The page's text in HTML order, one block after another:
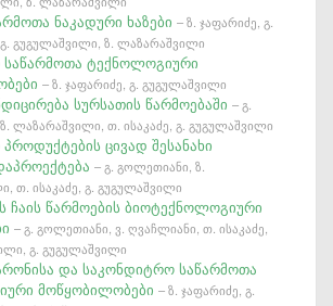
ნაკადური ხაზები– ზ. ჯაფარიძე, გ.
გუგულაშვილი, ზ. ლაზარაშვილი
საწარმოთა ტექნოლოგიური
– ზ. ჯაფარიძე, გ. გუგულაშვილი
სურსათის წარმოებაში– გ.
ლაზარაშვილი, თ. ისაკაძე, გ. გუგულაშვილი
ცივად შესანახი
– გ. გოლეთიანი, ზ.
თ. ისაკაძე, გ. გუგულაშვილი
ჩაის წარმოების ბიოტექნოლოგიური
– გ. გოლეთიანი, ვ. ღვაჩლიანი, თ. ისაკაძე,
გ. გუგულაშვილი
და საკონდიტრო საწარმოთა
მოწყობილობები– ზ. ჯაფარიძე, გ.